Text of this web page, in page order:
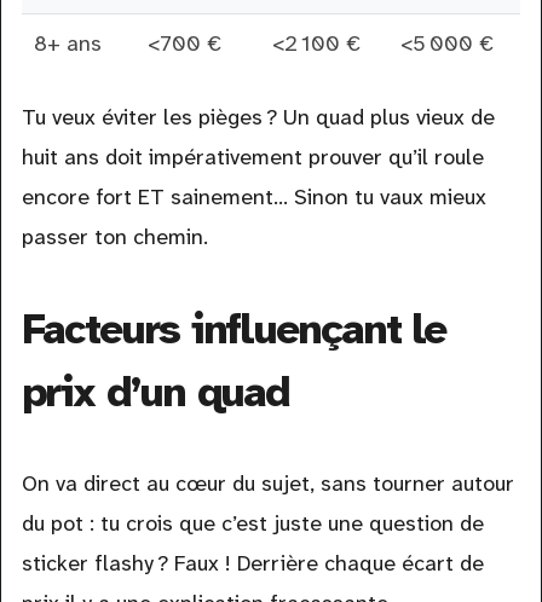
8+ ans <700 € <2 100 € <5 000 €
Tu veux éviter les pièges ? Un quad plus vieux de
huit ans doit impérativement prouver qu’il roule
encore fort ET sainement… Sinon tu vaux mieux
passer ton chemin.
Facteurs influençant le
prix d’un quad
On va direct au cœur du sujet, sans tourner autour
du pot : tu crois que c’est juste une question de
sticker flashy ? Faux ! Derrière chaque écart de